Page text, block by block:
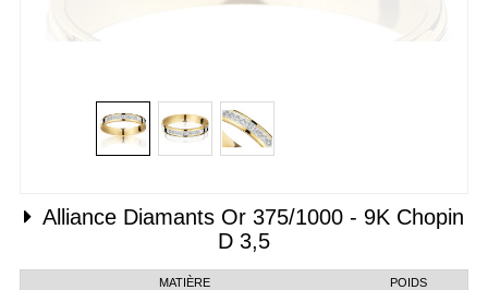
Alliance Diamants Or 375/1000 - 9K Chopin
D 3,5
MATIÈRE
POIDS